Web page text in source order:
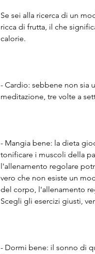
Se sei alla ricerca di un
ricca di frutta, il che
calorie.
- Cardio: sebbene non sia
meditazione, tre volte a
- Mangia bene: la dieta
tonificare i muscoli della
l'allenamento regolare
vero che non esiste un
del corpo, l'allenamento
Scegli gli esercizi giusti,
- Dormi bene: il sonno di